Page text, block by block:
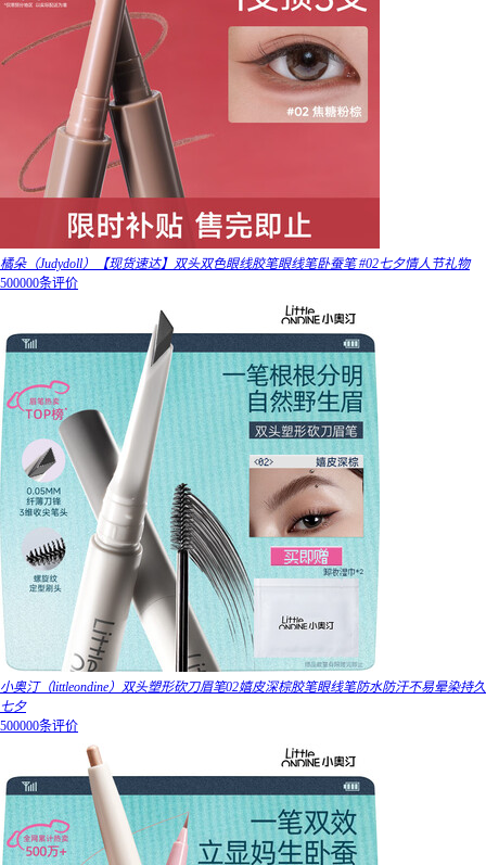
橘朵（Judydoll）【现货速达】双头双色眼线胶笔眼线笔卧蚕笔 #02七夕情人节礼物
500000条评价
小奥汀（littleondine）双头塑形砍刀眉笔02嬉皮深棕胶笔眼线笔防水防汗不易晕染持久
七夕
500000条评价